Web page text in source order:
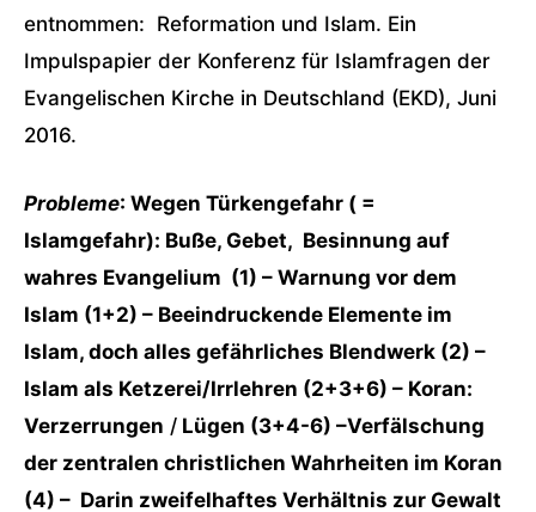
entnommen: Reformation und Islam. Ein
Impulspapier der Konferenz für Islamfragen der
Evangelischen Kirche in Deutschland (EKD), Juni
2016.
Probleme: Wegen Türkengefahr ( =
Islamgefahr): Buße, Gebet, Besinnung auf
wahres Evangelium (1) – Warnung vor dem
Islam (1+2) – Beeindruckende Elemente im
Islam, doch alles gefährliches Blendwerk (2) –
Islam als Ketzerei/Irrlehren (2+3+6) – Koran:
Verzerrungen / Lügen (3+4-6) –Verfälschung
der zentralen christlichen Wahrheiten im Koran
(4) – Darin zweifelhaftes Verhältnis zur Gewalt